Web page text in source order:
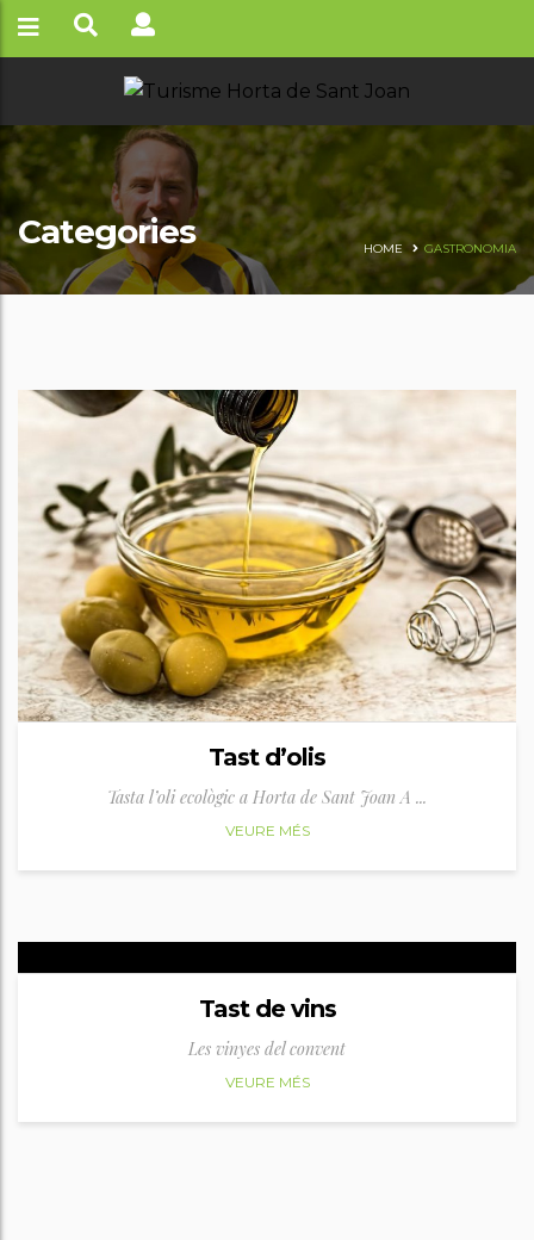
Categories HOME GASTRONOMIA
Tast d’olis
Tasta l’oli ecològic a Horta de Sant Joan A ...
VEURE MÉS
Tast de vins
Les vinyes del convent
VEURE MÉS